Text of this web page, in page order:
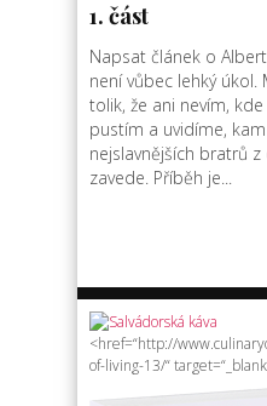
1. část
Napsat článek o
není vůbec lehký
tolik, že ani nevím,
pustím a uvidíme,
nejslavnějších bratrů
zavede. Příběh je...
<href=“http://
of-living-13/“